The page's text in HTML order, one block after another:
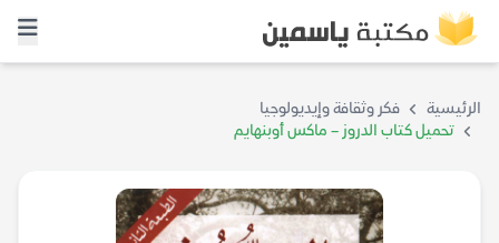
الرئيسية
فكر وثقافة وإيديولوجيا
تحميل كتاب الدروز – ماكس أوبنهايم